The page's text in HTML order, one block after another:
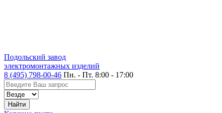
Подольский завод
электромонтажных изделий
8 (495) 798-00-46 Пн. - Пт. 8:00 - 17:00